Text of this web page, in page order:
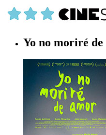
Yo no moriré